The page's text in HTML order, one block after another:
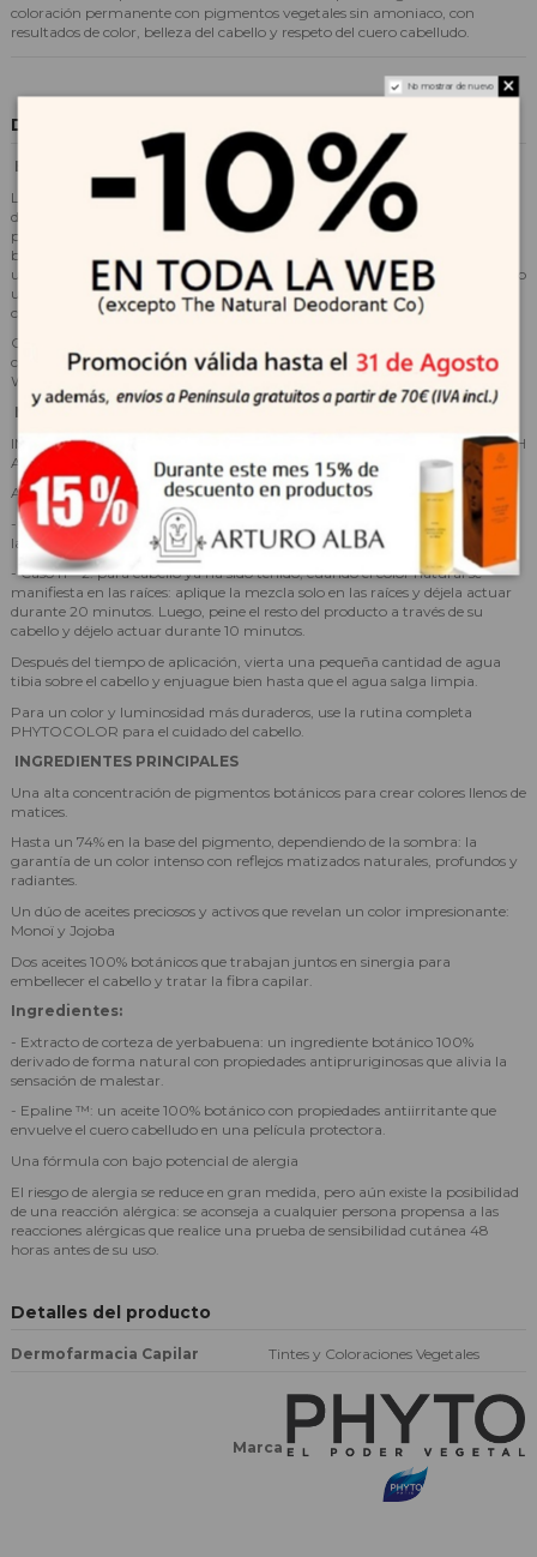
coloración permanente con pigmentos vegetales sin amoniaco, con
resultados de color, belleza del cabello y respeto del cuero cabelludo.
Descripción
BENEFICIOS Y RESULTADOS
La fórmula PHYTOCOLOR está enriquecida con una combinación única
de pigmentos botánicos derivados de cinco plantas de tinte, seleccionados
por sus propiedades pigmentarias superiores. Su alta concentración en la
base de pigmentos - hasta un 74%, dependiendo de la sombra - garantiza
un color intenso y natural con reflejos brillantes matizados que actúa como
un refuerzo de brillo y no se desvanece. El 100% del cabello gris está
cubierto desde la primera aplicación.
Composición del kit Phytocolor: revelador de leche 50 ml (1.69 fL. Oz),
crema para colorear 50 ml (1.69 fL. Oz.), Máscara Phytocolor 12 ml (NET
WT. 0.42 oz), folleto de instrucciones detallado, un par de guantes.
MODO DE USO
IMPORTANTE: SE DEBE REALIZAR UNA PRUEBA DE SENSIBILIDAD 48H
ANTES DE CADA USO DEL PRODUCTO.
APLICACIÓN SENCILLA:
- Caso n ° 1: para el cabello que nunca ha sido teñido: aplique la mezcla en
las raíces y peine el resto del producto. Déjalo durante 30 minutos.
- Caso n ° 2: para cabello ya ha sido teñido, cuando el color natural se
manifiesta en las raíces: aplique la mezcla solo en las raíces y déjela actuar
durante 20 minutos. Luego, peine el resto del producto a través de su
cabello y déjelo actuar durante 10 minutos.
Después del tiempo de aplicación, vierta una pequeña cantidad de agua
tibia sobre el cabello y enjuague bien hasta que el agua salga limpia.
Para un color y luminosidad más duraderos, use la rutina completa
PHYTOCOLOR para el cuidado del cabello.
INGREDIENTES PRINCIPALES
Una alta concentración de pigmentos botánicos para crear colores llenos de
matices.
Hasta un 74% en la base del pigmento, dependiendo de la sombra: la
garantía de un color intenso con reflejos matizados naturales, profundos y
radiantes.
Un dúo de aceites preciosos y activos que revelan un color impresionante:
Monoï y Jojoba
Dos aceites 100% botánicos que trabajan juntos en sinergia para
embellecer el cabello y tratar la fibra capilar.
Ingredientes:
- Extracto de corteza de yerbabuena: un ingrediente botánico 100%
derivado de forma natural con propiedades antipruriginosas que alivia la
sensación de malestar.
- Epaline ™: un aceite 100% botánico con propiedades antiirritante que
envuelve el cuero cabelludo en una película protectora.
Una fórmula con bajo potencial de alergia
El riesgo de alergia se reduce en gran medida, pero aún existe la posibilidad
de una reacción alérgica: se aconseja a cualquier persona propensa a las
reacciones alérgicas que realice una prueba de sensibilidad cutánea 48
horas antes de su uso.
Detalles del producto
Dermofarmacia Capilar Tintes y Coloraciones Vegetales
Marca
No mostrar de nuevo